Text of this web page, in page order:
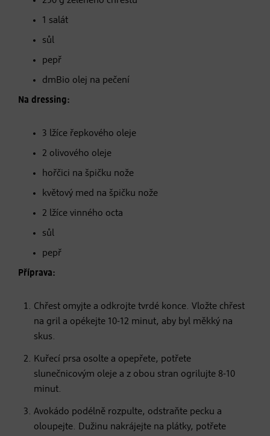
1 salát
sůl
pepř
dmBio olej na pečení
Na dressing:
3 lžíce řepkového oleje
2 olivového oleje
hořčici na špičku nože
květový med na špičku nože
2 lžíce vinného octa
sůl
pepř
Příprava:
Chřest omyjte a odkrojte tvrdé konce. Vložte chřest
na gril a opékejte 10-12 minut, aby byl měkký na
skus.
Kuřecí prsa osolte a opepřete, potřete
slunečnicovým oleje a z obou stran ogrilujte 8-10
minut.
Avokádo podélně rozpulte, odstraňte pecku a
oloupejte. Dužinu nakrájejte na plátky, potřete